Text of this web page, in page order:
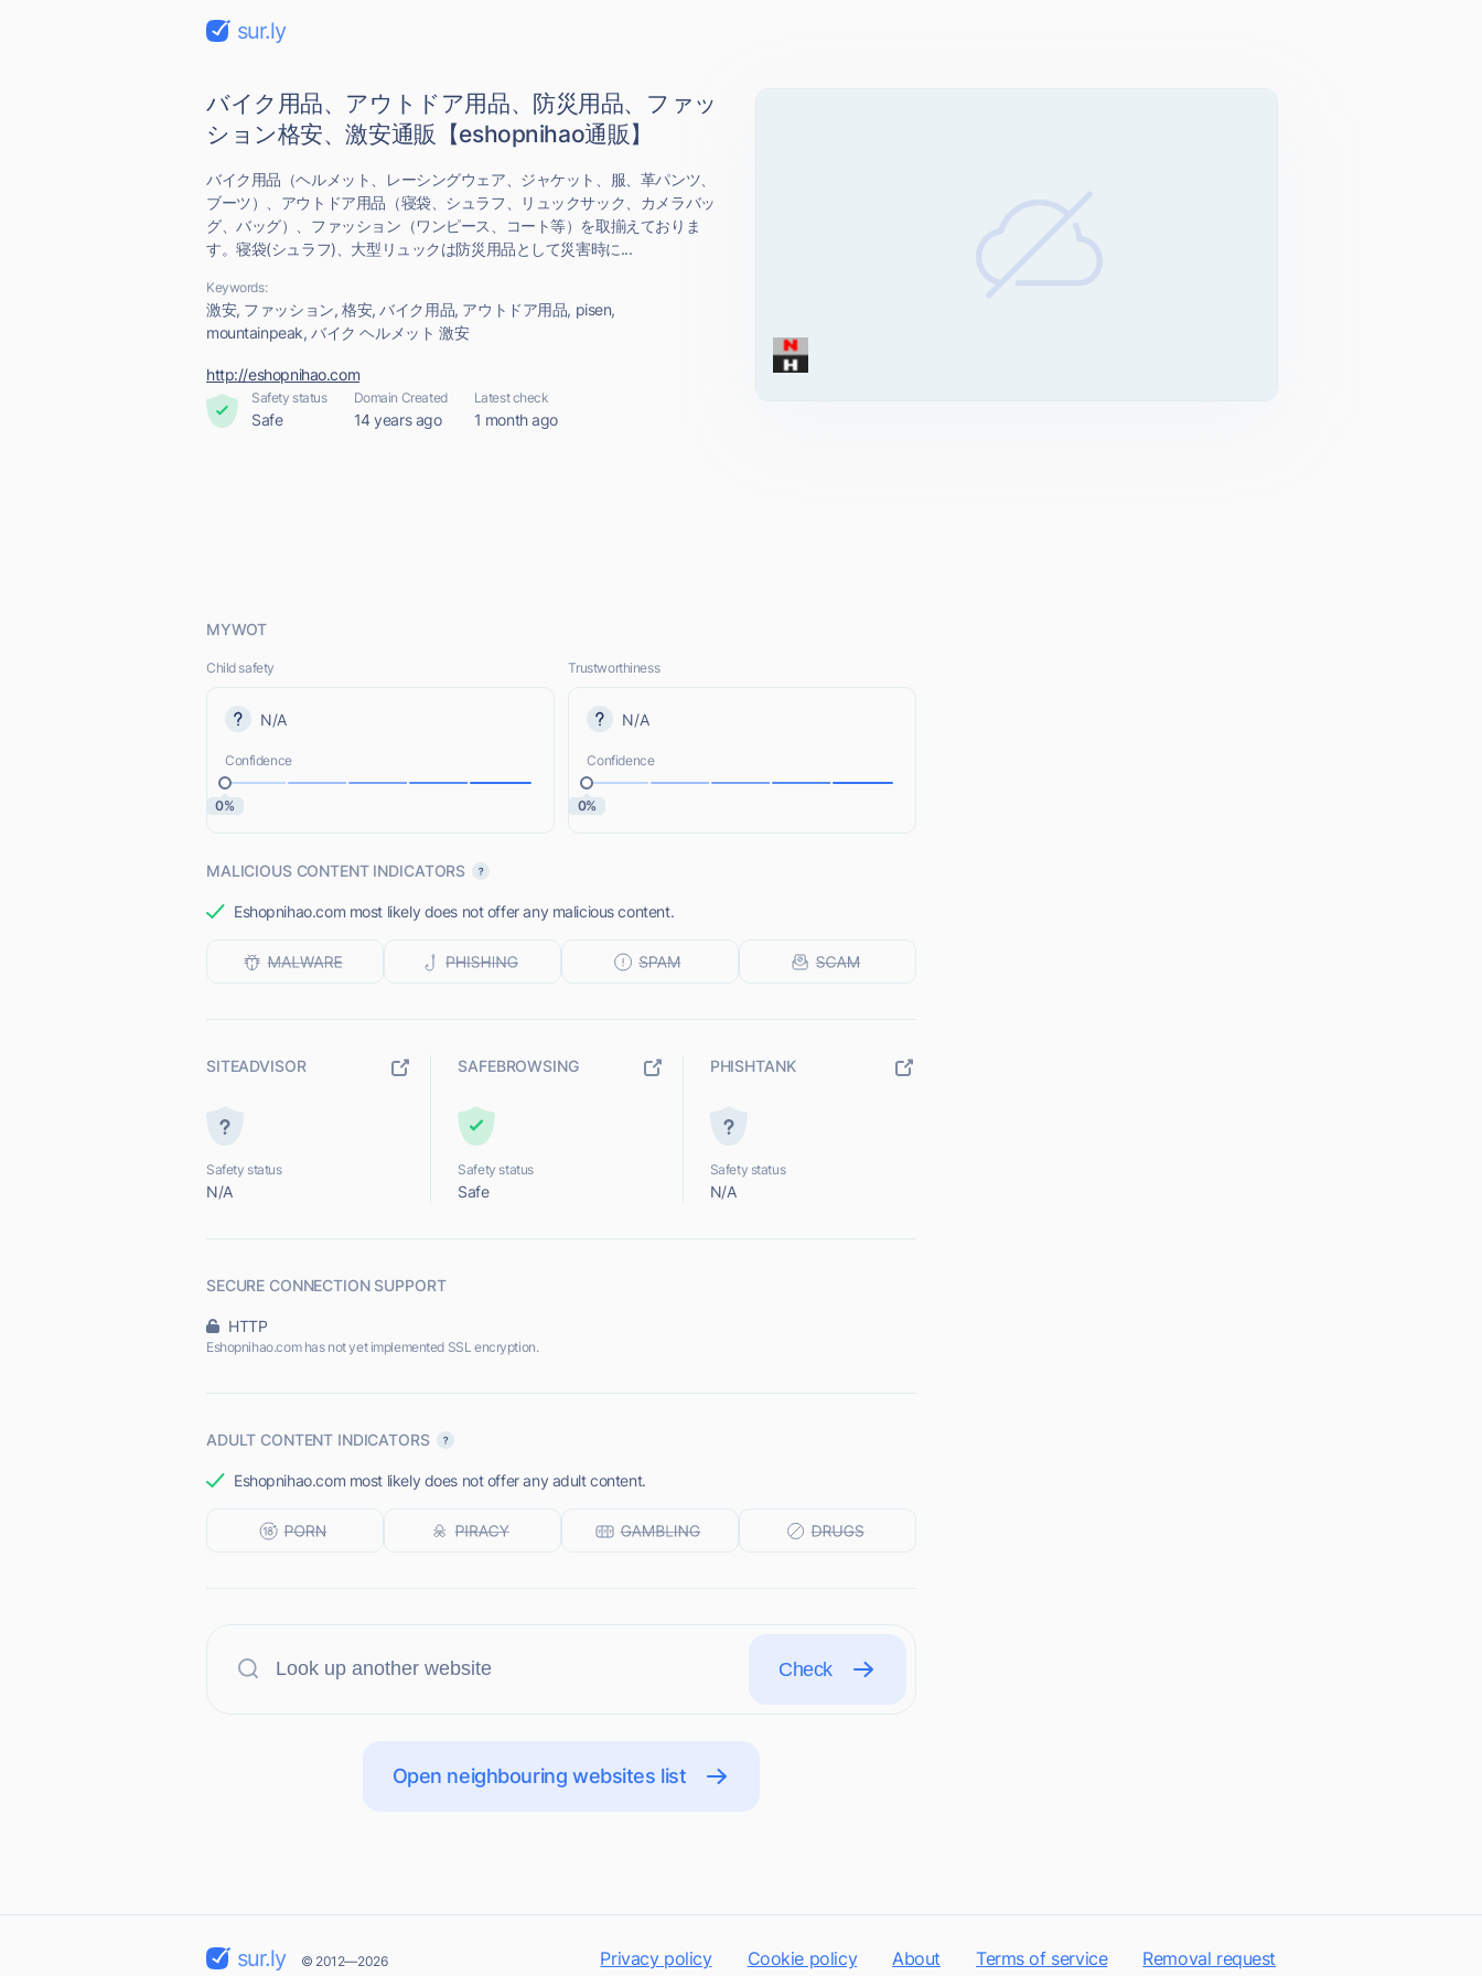
sur.ly
バイク用品、アウトドア用品、防災用品、ファッ
ション格安、激安通販【eshopnihao通販】
バイク用品（ヘルメット、レーシングウェア、ジャケット、服、革パンツ、
ブーツ）、アウトドア用品（寝袋、シュラフ、リュックサック、カメラバッ
グ、バッグ）、ファッション（ワンピース、コート等）を取揃えておりま
す。寝袋(シュラフ)、大型リュックは防災用品として災害時に...
Keywords:
激安, ファッション, 格安, バイク用品, アウトドア用品, pisen,
mountainpeak, バイク ヘルメット 激安
http://eshopnihao.com
Safety status
Safe
Domain Created
14 years ago
Latest check
1 month ago
MYWOT
Child safety
N/A
Confidence
0%
Trustworthiness
N/A
Confidence
0%
MALICIOUS CONTENT INDICATORS
Eshopnihao.com most likely does not offer any malicious content.
SITEADVISOR
Safety status
N/A
SAFEBROWSING
Safety status
Safe
PHISHTANK
Safety status
N/A
SECURE CONNECTION SUPPORT
HTTP
Eshopnihao.com has not yet implemented SSL encryption.
ADULT CONTENT INDICATORS
Eshopnihao.com most likely does not offer any adult content.
Check
Open neighbouring websites list
sur.ly © 2012—2026 Privacy policy Cookie policy About Terms of service Removal request